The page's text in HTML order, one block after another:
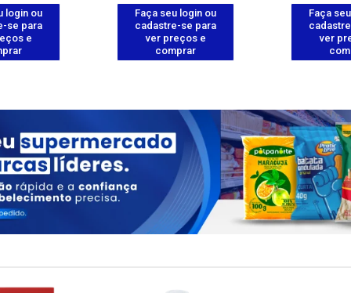
login ou
se para
e
Faça seu login ou
cadastre-se para
ver preços e
comprar
Faça
ver